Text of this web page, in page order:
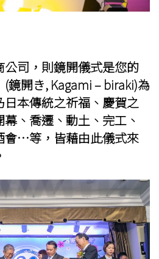
司，則鏡開儀式是您的
鏡開き, Kagami – biraki)為
本傳統之祈福、慶賀之
、喬遷、動土、完工、
會…等，皆藉由此儀式來